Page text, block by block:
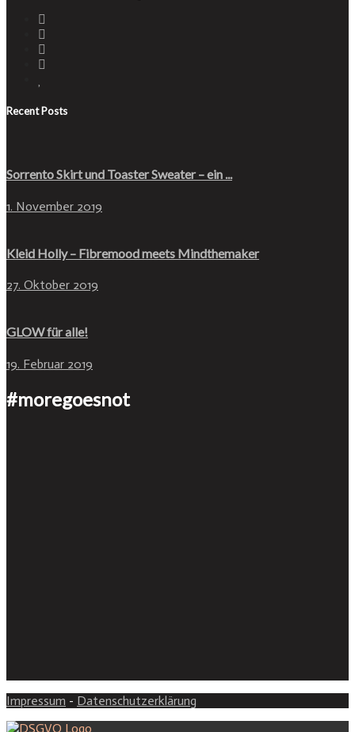
Recent Posts
Sorrento Skirt und Toaster Sweater – ein ...
1. November 2019
Kleid Holly – Fibremood meets Mindthemaker
27. Oktober 2019
GLOW für alle!
19. Februar 2019
#moregoesnot
Impressum - Datenschutzerklärung